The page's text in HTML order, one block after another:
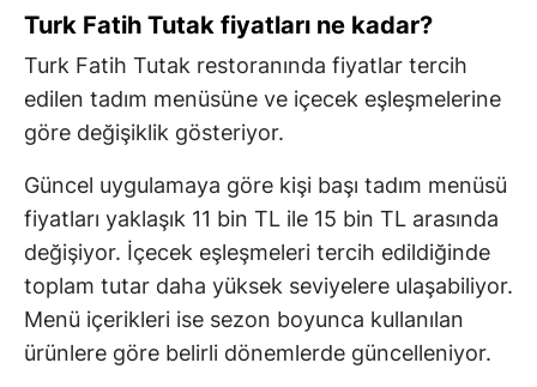
Turk Fatih Tutak fiyatları ne kadar?
Turk Fatih Tutak restoranında fiyatlar tercih
edilen tadım menüsüne ve içecek eşleşmelerine
göre değişiklik gösteriyor.
Güncel uygulamaya göre kişi başı tadım menüsü
fiyatları yaklaşık 11 bin TL ile 15 bin TL arasında
değişiyor. İçecek eşleşmeleri tercih edildiğinde
toplam tutar daha yüksek seviyelere ulaşabiliyor.
Menü içerikleri ise sezon boyunca kullanılan
ürünlere göre belirli dönemlerde güncelleniyor.